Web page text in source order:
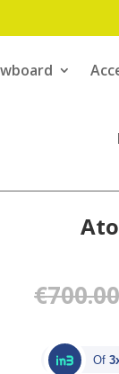
€700.00
Of